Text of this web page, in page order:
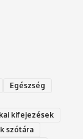
Egészség
kifejezések
szótára